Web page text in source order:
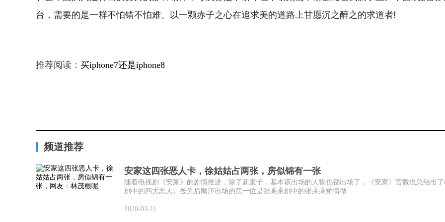
台，需要的是一群不怕错不怕难、以一颗赤子之心在追求美的道路上甘愿沉之醉之的求道者!
推荐阅读： 买iphone7还是iphone8
频道推荐
安家这四张恶人卡，徐姑姑占两张，房似锦有一张
随着电视剧《安家》的剧情推进，除了新案子，基本该出场的人物也都出场了，《安家》官微也总结出
剧中的四大恶人。按先后顺序出场的第一位是张乘乘剧中的张乘乘矫情做...
2020-03-11